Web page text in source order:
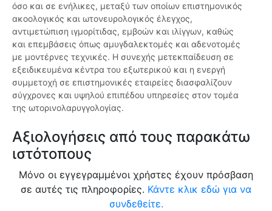
όσο και σε ενήλικες, μεταξύ των οποίων επιστημονικός
ακοολογικός και ωτονευρολογικός έλεγχος,
αντιμετώπιση ιγμορίτιδας, εμβοών και ιλίγγων, καθώς
και επεμβάσεις όπως αμυγδαλεκτομές και αδενοτομές
με μοντέρνες τεχνικές. Η συνεχής μετεκπαίδευση σε
εξειδικευμένα κέντρα του εξωτερικού και η ενεργή
συμμετοχή σε επιστημονικές εταιρείες διασφαλίζουν
σύγχρονες και υψηλού επιπέδου υπηρεσίες στον τομέα
της ωτορινολαρυγγολογίας.
Αξιολογήσεις από τους παρακάτω
ιστότοπους
Μόνο οι εγγεγραμμένοι χρήστες έχουν πρόσβαση
σε αυτές τις πληροφορίες. Κάντε κλικ εδώ για να
συνδεθείτε.